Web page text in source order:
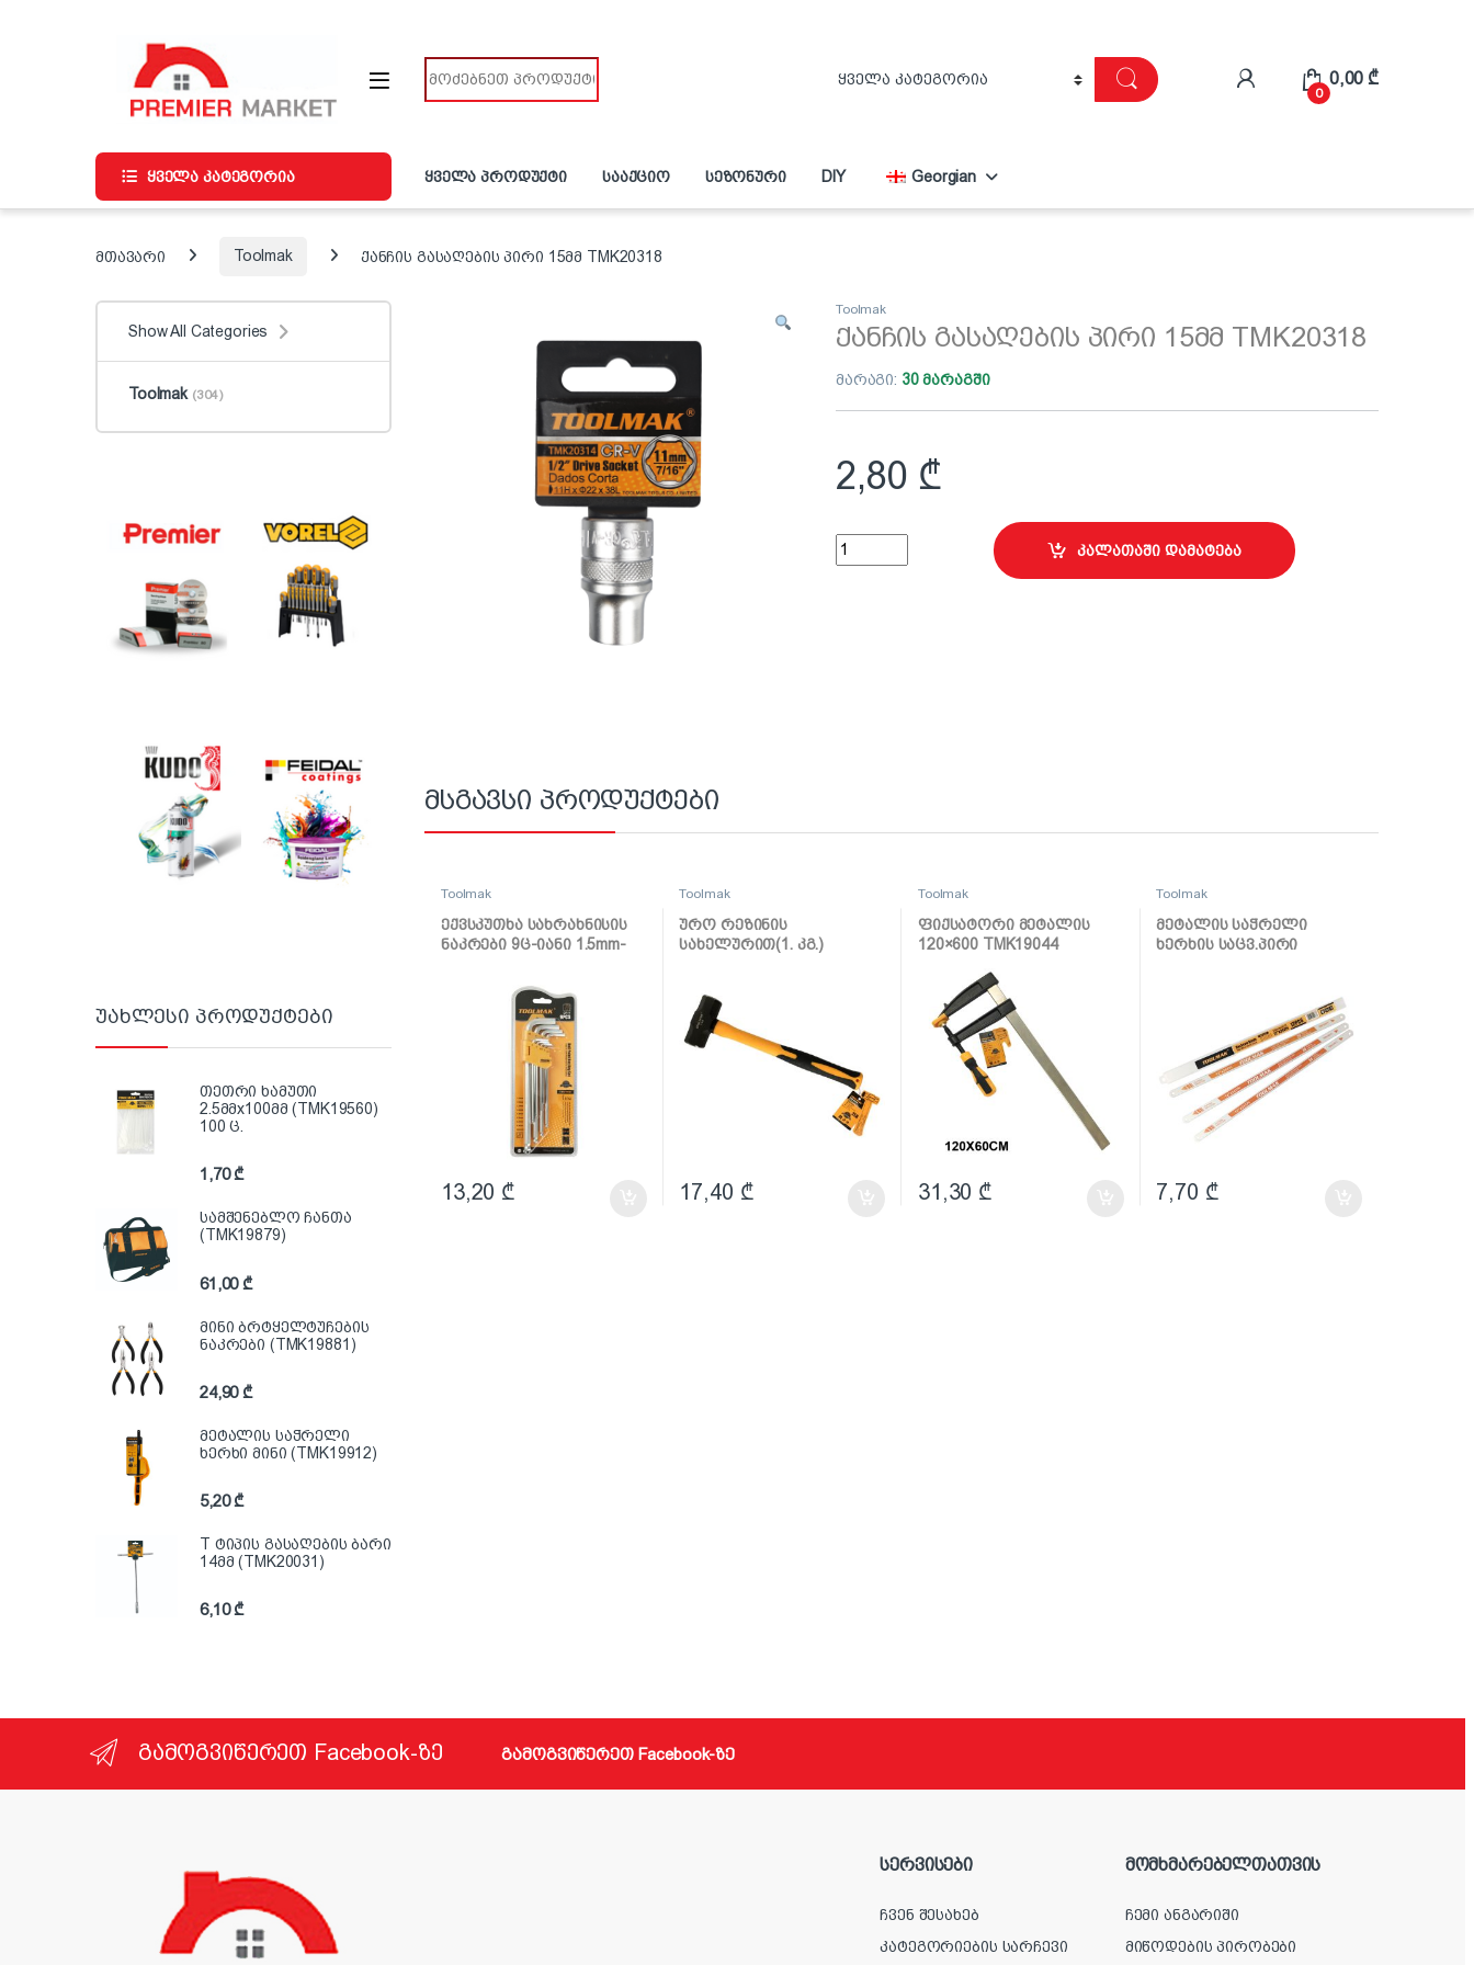
0
0,00 ₾
ყველა კატეგორია ყველა პროდუქტი სააქციო სეზონური DIY Georgian
მთავარი Toolmak ქანჩის გასაღების პირი 15მმ TMK20318
Toolmak
ქანჩის გასაღების პირი 15მმ TMK20318
მარაგი: 30 მარაგში
2,80 ₾
ქანჩის გასაღების პირი 15მმ TMK20318 quantity
კალათაში დამატება
მსგავსი პროდუქტები
Toolmak
ექვსკუთხა სახრახნისის
ნაკრები 9ც-იანი 1.5mm-
13,20 ₾
Toolmak
ურო რეზინის
სახელურით(1. კგ.)
17,40 ₾
Toolmak
ფიქსატორი მეტალის
120×600 TMK19044
31,30 ₾
Toolmak
მეტალის საჭრელი
ხერხის საცვ.პირი
7,70 ₾
Show All Categories
Toolmak (304)
უახლესი პროდუქტები
თეთრი ხამუთი
2.5მმx100მმ (TMK19560)
100 ც.
1,70₾
სამშენებლო ჩანთა
(TMK19879)
61,00₾
მინი ბრტყელტუჩების
ნაკრები (TMK19881)
24,90₾
მეტალის საჭრელი
ხერხი მინი (TMK19912)
5,20₾
T ტიპის გასაღების ბარი
14მმ (TMK20031)
6,10₾
გამოგვიწერეთ Facebook-ზე გამოგვიწერეთ Facebook-ზე
სერვისები
ჩვენ შესახებ
კატეგორიების სარჩევი
მომხმარებელთათვის
ჩემი ანგარიში
მიწოდების პირობები